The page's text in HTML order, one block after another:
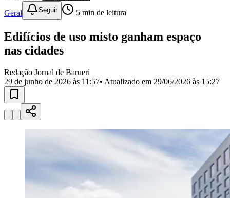
Bairros de Barueri
Selecione sua região Para notícias da sua região
AldeiaAldeia da Serra
VistaCalifórniaCarapicuíba
RegiãoCotia Cruz PretaEngenho NovoFazenda
Militar
Califórnia
Esperança
JulioJardim Líbano
MutingaJardim ParaísoJardim PaulistaJardim ReginaliceJardim São
Jardim São Silvestre
Nova AldeinhaOsasco
Parque Viana
Pirapora
Recanto PhrynéaSantana de
TamboréVale do Sol Vila Boa Vista Vila
do CondeVila Engenho Novo
Vila Nossa Sra. da
Votupoca
Geral Seguir 5 min de leitura
Edifícios de uso misto ganham espaço
nas cidades
Redação Jornal de Barueri
29 de junho de 2026 às 11:57• Atualizado em 29/06/2026 às 15:27